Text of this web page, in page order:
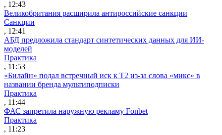
, 12:43
Великобритания расширила антироссийские санкции
Санкции
, 12:41
АБД предложила стандарт синтетических данных для ИИ-
моделей
Практика
, 11:53
«Билайн» подал встречный иск к Т2 из-за слова «микс» в
названии бренда мультиподписки
Практика
, 11:44
ФАС запретила наружную рекламу Fonbet
Практика
, 11:23